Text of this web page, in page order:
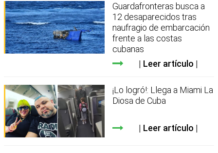
Guardafronteras busca a
12 desaparecidos tras
naufragio de embarcación
frente a las costas
cubanas
Leer artículo
¡Lo logró!: Llega a Miami La
Diosa de Cuba
Leer artículo